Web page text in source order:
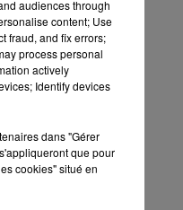
audiences through
content; Use
fraud, and fix errors;
process personal
actively
Identify devices
dans "Gérer
que pour
cookies" situé en